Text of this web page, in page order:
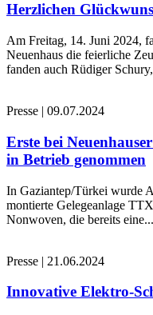
Herzlichen
Am Freitag, 14. Juni 2024,
Neuenhaus die feierliche
fanden auch Rüdiger
Presse | 09.07.2024
Erste bei
in Betrieb genommen
In Gaziantep/Türkei wurde
montierte Gelegeanlage
Nonwoven, die bereits eine...
Presse | 21.06.2024
Innovative Elektro-